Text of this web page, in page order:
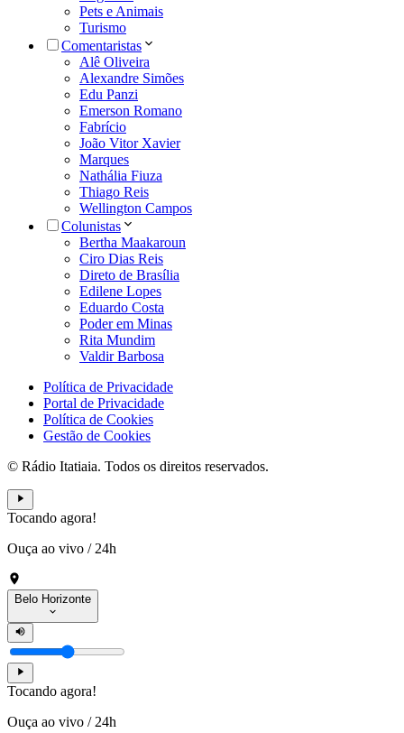
Pets e Animais
Turismo
Comentaristas
Alê Oliveira
Alexandre Simões
Edu Panzi
Emerson Romano
Fabrício
João Vitor Xavier
Marques
Nathália Fiuza
Thiago Reis
Wellington Campos
Colunistas
Bertha Maakaroun
Ciro Dias Reis
Direto de Brasília
Edilene Lopes
Eduardo Costa
Poder em Minas
Rita Mundim
Valdir Barbosa
Política de Privacidade
Portal de Privacidade
Política de Cookies
Gestão de Cookies
© Rádio Itatiaia. Todos os direitos reservados.
Tocando agora!
Ouça ao vivo / 24h
Belo Horizonte
Tocando agora!
Ouça ao vivo / 24h